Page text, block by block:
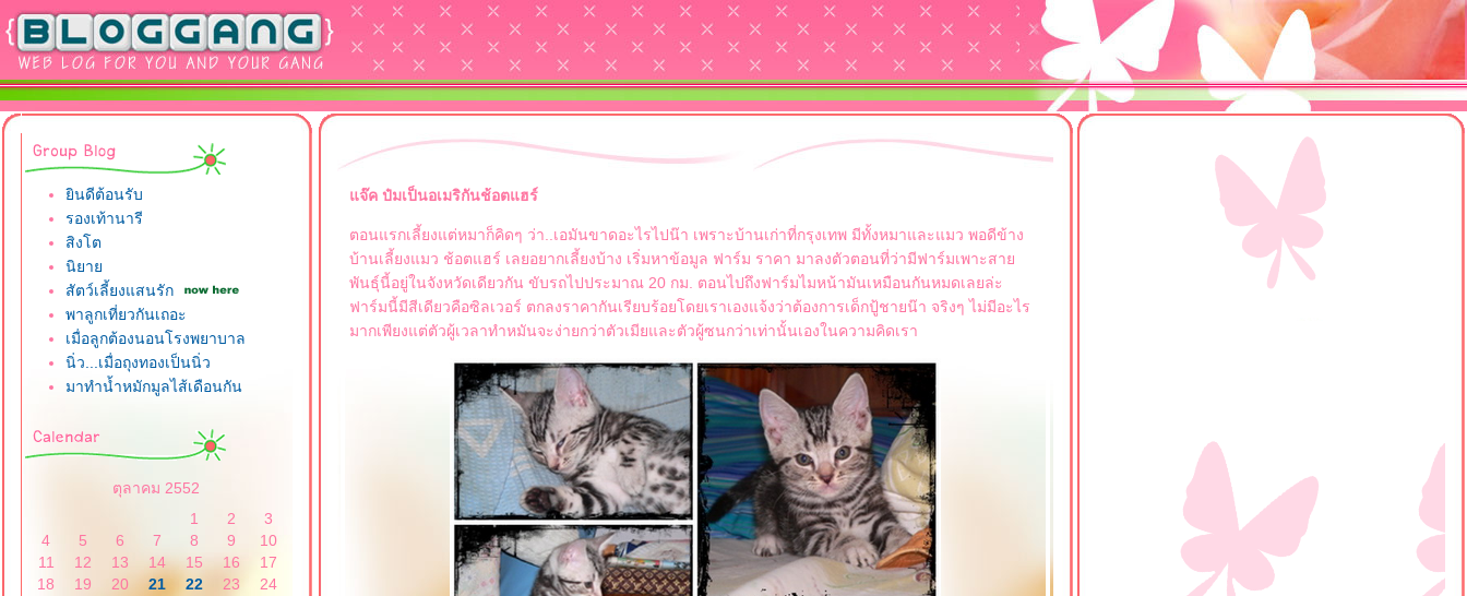
ินดีต้อนรับ
รองเท้านารี
สิงโต
นิยา
สัตว์เลี้ยงแสนรัก
พาลูกเที่ยวกันเถอะ
เมื่อลูกต้องนอนโรงพยาบาล
นิ่ว...เมื่อถุงทองเป็นนิ่ว
มาทำน้ำหมักมูลไส้เดือนกัน
ตุลาคม 2552
1
2
3
4
5 6 7 8 9
10
11
12 13 14 15 16
17
18
19 20 21 22 23
24
จ๊ค ป๋มเป็นอเมริกันช้อตแฮร์
ตอนแรกเลี้ยงแต่หมาก็คิดๆ ว่า..เอมันขาดอะไรไปน๊า เพราะบ้านเก่าที่กรุงเทพ มีทั้งหมาและแมว พอดีข้าง
บ้านเลี้ยงแมว ช้อตแฮร์ เลยอยากเลี้ยงบ้าง เริ่มหาข้อมูล ฟาร์ม ราคา มาลงตัวตอนที่ว่ามีฟาร์มเพาะสา
พันธุ์นี้อยู่ในจังหวัดเดียวกัน ขับรถไปประมาณ 20 กม. ตอนไปถึงฟาร์มไมหน้ามันเหมือนกันหมดเลยล่ะ
ฟาร์มนี้มีสีเดียวคือซิลเวอร์ ตกลงราคากันเรียบร้อยโดยเราเองแจ้งว่าต้องการเด็กปู้ชายน๊า จริงๆ ไม่มีอะไร
มากเพียงแต่ตัวผู้เวลาทำหมันจะง่ายกว่าตัวเมียและตัวผู้ซนกว่าเท่านั้นเองในความคิดเรา